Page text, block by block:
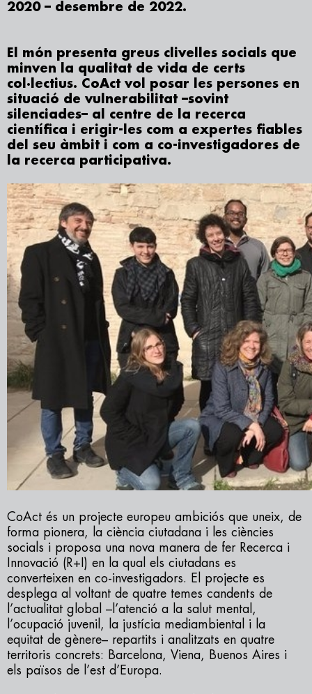
2020 – desembre de 2022.
El món presenta greus clivelles socials que
minven la qualitat de vida de certs
col·lectius. CoAct vol posar les persones en
situació de vulnerabilitat –sovint
silenciades– al centre de la recerca
científica i erigir-les com a expertes fiables
del seu àmbit i com a co-investigadores de
la recerca participativa.
CoAct és un projecte europeu ambiciós que uneix, de
forma pionera, la ciència ciutadana i les ciències
socials i proposa una nova manera de fer Recerca i
Innovació (R+I) en la qual els ciutadans es
converteixen en co-investigadors. El projecte es
desplega al voltant de quatre temes candents de
l’actualitat global –l’atenció a la salut mental,
l’ocupació juvenil, la justícia mediambiental i la
equitat de gènere– repartits i analitzats en quatre
territoris concrets: Barcelona, Viena, Buenos Aires i
els països de l’est d’Europa.